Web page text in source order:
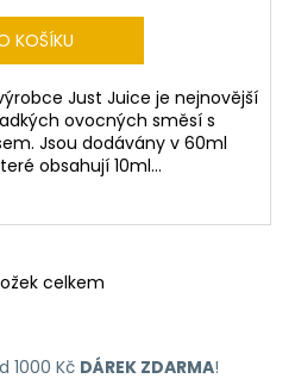
KOŠÍKU
Just Juice je nejnovější
ovocných směsí s
Jsou dodávány v 60ml
obsahují 10ml...
O
á
celkem
1000 Kč DÁREK ZDARMA!